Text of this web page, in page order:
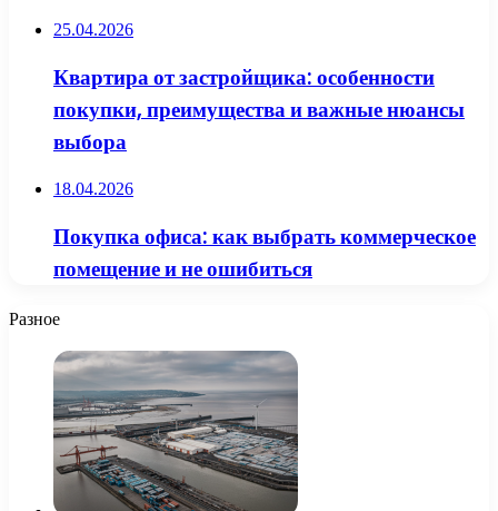
25.04.2026
Квартира от застройщика: особенности
покупки, преимущества и важные нюансы
выбора
18.04.2026
Покупка офиса: как выбрать коммерческое
помещение и не ошибиться
Разное